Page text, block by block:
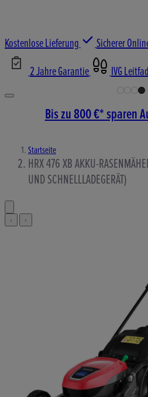
Kostenlose Lieferung
Sicherer
2 Jahre Garantie
IVG
Bis zu 800 €* sparen
Startseite
HRX 476 XB AKKU-
UND SCHNELLLADEGERÄT)